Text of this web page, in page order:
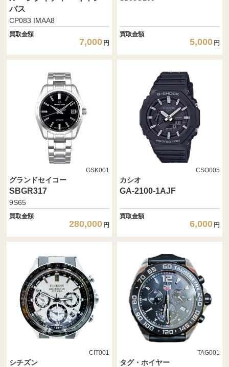
バス
CP083 IMAA8
買取金額
7,000 円
買取金額
5,000 円
GSK001
グランドセイコー
SBGR317
9S65
買取金額
280,000 円
CSO005
カシオ
GA-2100-1AJF
買取金額
6,000 円
CIT001
シチズン
TAG001
タグ・ホイヤー